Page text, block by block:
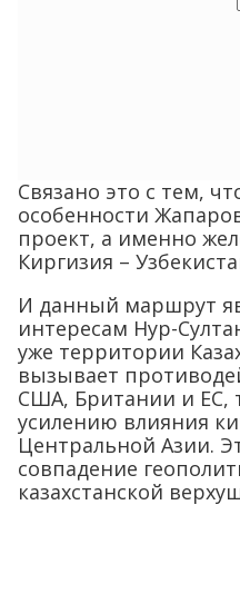
Связано это с тем,
особенности
проект, а именно
Киргизия –
И данный маршрут
интересам Нур-
уже территории
вызывает
США, Британии и ЕС,
усилению влияния
Центральной Азии.
совпадение
казахстанской